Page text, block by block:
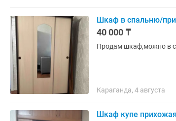
Шкаф в спальню/
40 000 ₸
Продам шкаф,можно в
Караганда, 4 августа
Шкаф купе прихожая